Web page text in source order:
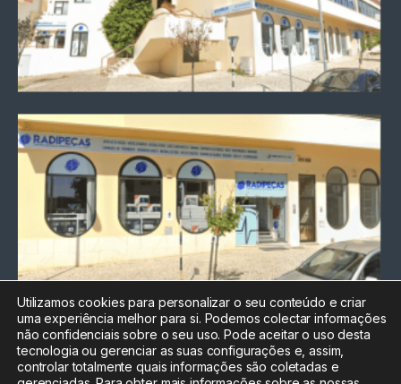
Chamada para a rede fixa
nacional
Electrónica:212
Utilizamos cookies para personalizar o seu conteúdo e criar
uma experiência melhor para si. Podemos colectar informações
não confidenciais sobre o seu uso. Pode aceitar o uso desta
tecnologia ou gerenciar as suas configurações e, assim,
controlar totalmente quais informações são coletadas e